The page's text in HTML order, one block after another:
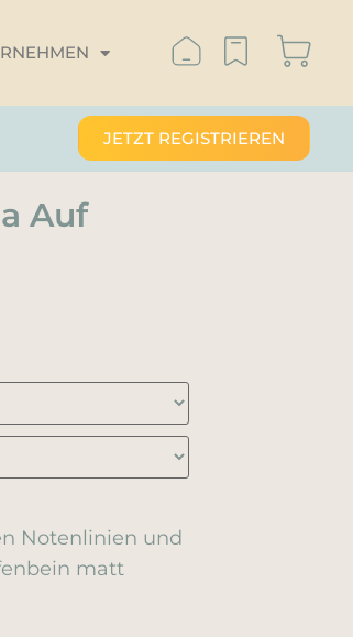
JETZT REGISTRIEREN
Auf
Notenlinien und
matt